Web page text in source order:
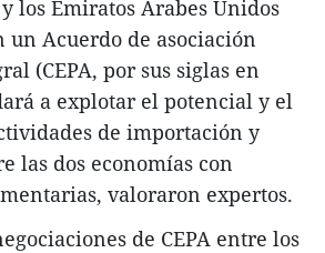
los Emiratos Árabes Unidos
un Acuerdo de asociación
(CEPA, por sus siglas en
a explotar el potencial y el
de importación y
las dos economías con
valoraron expertos.
de CEPA entre los